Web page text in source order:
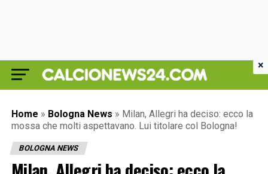
Home » Bologna News » Milan, Allegri ha deciso: ecco la
mossa che molti aspettavano. Lui titolare col Bologna!
BOLOGNA NEWS
×